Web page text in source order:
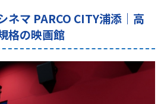
ネマ PARCO CITY浦添｜高
格の映画館